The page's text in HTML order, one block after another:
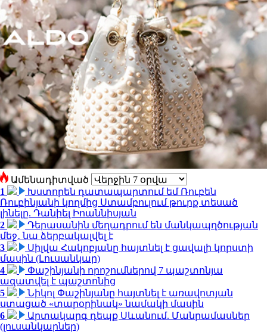
Ամենադիտված
1
Խստորեն դատապարտում եմ Ռուբեն
Ռուբինյանի կողմից Ստամբուլում թուրք տեսած
լինելը. Դանիել Իոաննիսյան
2
Դերասանին մեղադրում են մանկապղծության
մեջ․ նա ձերբակալվել է
3
Սիլվա Հակոբյանը հայտնել է ցավալի կորստի
մասին (Լուսանկար)
4
Փաշինյանի որոշումներով 7 պաշտոնյա
ազատվել է պաշտոնից
5
Նիկոլ Փաշինյանը հայտնել է առավոտյան
ստացած «տարօրինակ» նամակի մասին
6
Արտակարգ դեպք Սևանում. Մանրամասներ
(լուսանկարներ)